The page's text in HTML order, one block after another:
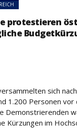
protestieren
sich
1.200 Personen vor
Demonstrierenden
Kürzungen im